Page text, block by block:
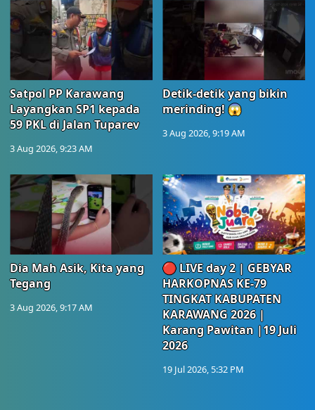
Satpol PP Karawang
Layangkan SP1 kepada
59 PKL di Jalan Tuparev
3 Aug 2026, 9:23 AM
Detik-detik yang bikin
merinding! 😱
3 Aug 2026, 9:19 AM
Dia Mah Asik, Kita yang
Tegang
3 Aug 2026, 9:17 AM
🔴 LIVE day 2 | GEBYAR
HARKOPNAS KE-79
TINGKAT KABUPATEN
KARAWANG 2026 |
Karang Pawitan |19 Juli
2026
19 Jul 2026, 5:32 PM